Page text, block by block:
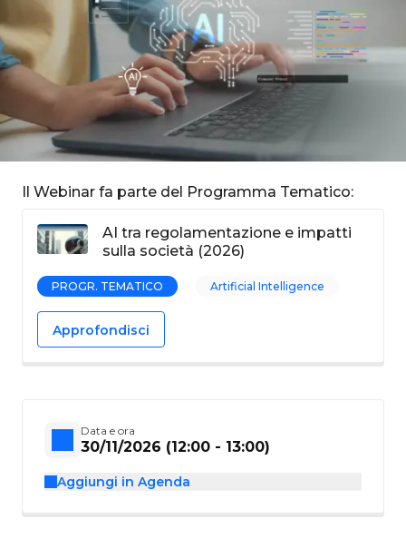
Il Webinar fa parte del Programma Tematico:
AI tra regolamentazione e impatti
sulla società (2026)
PROGR. TEMATICO Artificial Intelligence
Approfondisci
Data e ora
30/11/2026 (12:00 - 13:00)
Aggiungi in Agenda